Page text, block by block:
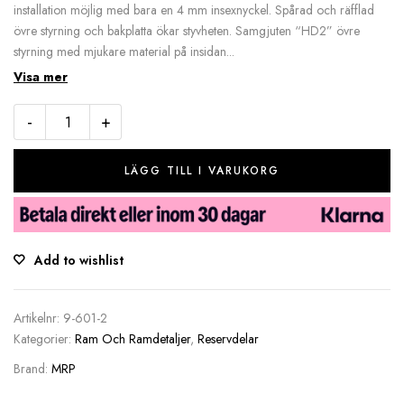
installation möjlig med bara en 4 mm insexnyckel. Spårad och räfflad
övre styrning och bakplatta ökar styvheten. Samgjuten “HD2” övre
styrning med mjukare material på insidan...
Visa mer
- +
LÄGG TILL I VARUKORG
Add to wishlist
Artikelnr: 9-601-2
Kategorier: Ram Och Ramdetaljer, Reservdelar
Brand: MRP